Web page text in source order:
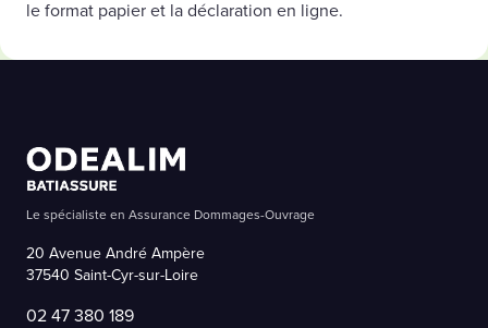
le format papier et la déclaration en ligne.
Le spécialiste en Assurance Dommages-Ouvrage
20 Avenue André Ampère
37540 Saint-Cyr-sur-Loire
02 47 380 189